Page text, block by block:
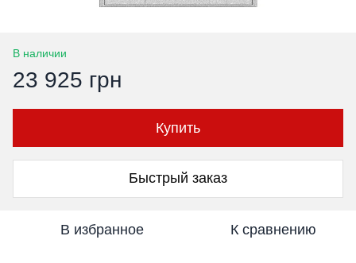
В наличии
23 925 грн
Купить
Быстрый заказ
В избранное К сравнению